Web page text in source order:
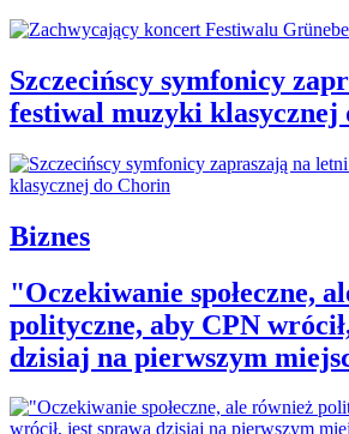
Szczecińscy symfonicy
festiwal muzyki klasycznej
Biznes
"Oczekiwanie społeczne,
polityczne, aby CPN
dzisiaj na pierwszym